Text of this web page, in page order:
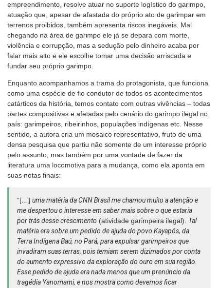
empreendimento, resolve atuar no suporte logístico do garimpo,
atuação que, apesar de afastada do próprio ato de garimpar em
terrenos proibidos, também apresenta riscos inegáveis. Mal
chegando na área de garimpo ele já se depara com morte,
violência e corrupção, mas a sedução pelo dinheiro acaba por
falar mais alto e ele escolhe tomar uma decisão arriscada e
fundar seu próprio garimpo.
Enquanto acompanhamos a trama do protagonista, que funciona
como uma espécie de fio condutor de todos os acontecimentos
catárticos da história, temos contato com outras vivências – todas
partes compositivas e afetadas pelo cenário do garimpo ilegal no
país: garimpeiros, ribeirinhos, populações indígenas etc. Nesse
sentido, a autora cria um mosaico representativo, fruto de uma
densa pesquisa que partiu não somente de um interesse próprio
pelo assunto, mas também por uma vontade de fazer da
literatura uma locomotiva para a mudança, como ela aponta em
suas notas finais:
“[…] uma matéria da CNN Brasil me chamou muito a atenção e
me despertou o interesse em saber mais sobre o que estaria
por trás desse crescimento (atividade garimpeira ilegal). Tal
matéria era sobre um pedido de ajuda do povo Kayapós, da
Terra Indígena Baú, no Pará, para expulsar garimpeiros que
invadiram suas terras, pois temiam serem dizimados por conta
do aumento expressivo da exploração do ouro em sua região.
Esse pedido de ajuda era nada menos que um prenúncio da
tragédia Yanomami, e nos mostra como devemos ficar